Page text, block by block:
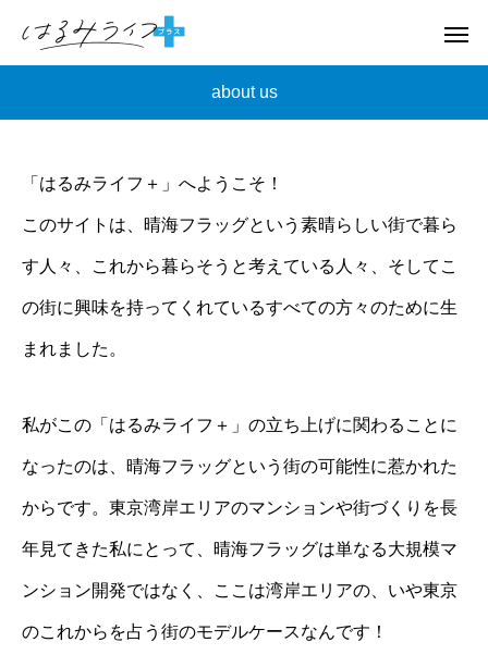
about us
「はるみライフ＋」へようこそ！
このサイトは、晴海フラッグという素晴らしい街で暮ら
す人々、これから暮らそうと考えている人々、そしてこ
の街に興味を持ってくれているすべての方々のために生
まれました。
私がこの「はるみライフ＋」の立ち上げに関わることに
なったのは、晴海フラッグという街の可能性に惹かれた
からです。東京湾岸エリアのマンションや街づくりを長
年見てきた私にとって、晴海フラッグは単なる大規模マ
ンション開発ではなく、ここは湾岸エリアの、いや東京
のこれからを占う街のモデルケースなんです！